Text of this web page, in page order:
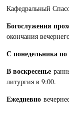
Кафедральный
Богослужения
окончания
С понедельника
В воскресенье
литургия в 9:00.
Ежедневно